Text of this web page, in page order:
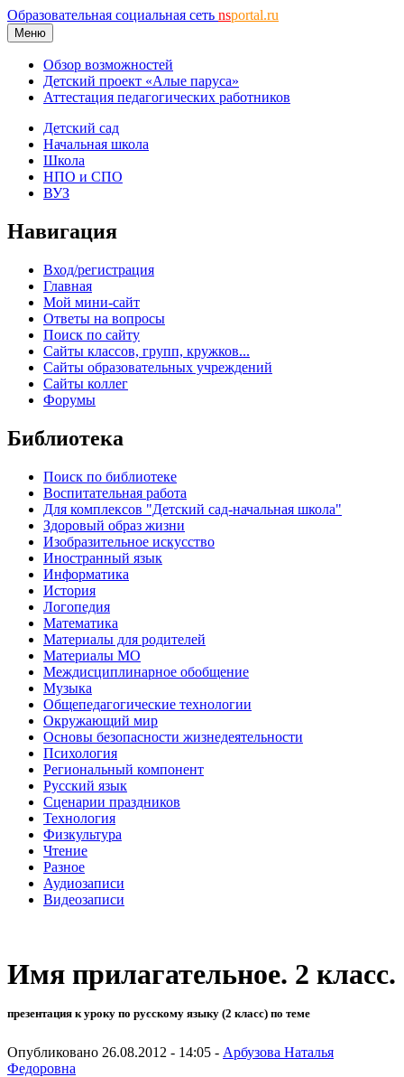
Образовательная социальная сеть nsportal.ru
Меню
Обзор возможностей
Детский проект «Алые паруса»
Аттестация педагогических работников
Детский сад
Начальная школа
Школа
НПО и СПО
ВУЗ
Навигация
Вход/регистрация
Главная
Мой мини-сайт
Ответы на вопросы
Поиск по сайту
Сайты классов, групп, кружков...
Сайты образовательных учреждений
Сайты коллег
Форумы
Библиотека
Поиск по библиотеке
Воспитательная работа
Для комплексов "Детский сад-начальная школа"
Здоровый образ жизни
Изобразительное искусство
Иностранный язык
Информатика
История
Логопедия
Математика
Материалы для родителей
Материалы МО
Междисциплинарное обобщение
Музыка
Общепедагогические технологии
Окружающий мир
Основы безопасности жизнедеятельности
Психология
Региональный компонент
Русский язык
Сценарии праздников
Технология
Физкультура
Чтение
Разное
Аудиозаписи
Видеозаписи
Имя прилагательное. 2 класс.
презентация к уроку по русскому языку (2 класс) по теме
Опубликовано 26.08.2012 - 14:05 - Арбузова Наталья
Федоровна